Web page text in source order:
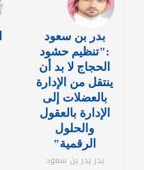
بدر بن سعود
:"تنظيم حشود
الحجاج لا بد أن
ينتقل من الإدارة
بالعضلات إلى
الإدارة بالعقول
والحلول
الرقمية"
بدر بدر بن سعود